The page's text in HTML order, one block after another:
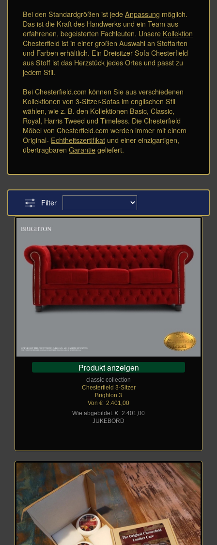
Bei den Standardgrößen ist jede Anpassung möglich.
Das ist die Kraft des Handwerks und ein Team aus
erfahrenen, begeisterten Fachleuten. Unsere Kollektion
Chesterfield ist in einer großen Auswahl an Stoffarten
und Farben erhältlich. Ein Dreisitzer-Sofa Chesterfield
aus Stoff ist das Herzstück jedes Ortes und passt zu
jedem Stil.
Bei Chesterfield.com können Sie aus verschiedenen
Kollektionen von 3-Sitzer-Sofas im englischen Stil
wählen, wie z. B. den Kollektionen Basic, Classic,
Royal, Harris Tweed und Timeless. Die Chesterfield
Möbel von Chesterfield.com werden immer mit einem
Original- Echtheitszertifikat und einer einzigartigen,
übertragbaren Garantie geliefert.
Filter
Produkt anzeigen
classic collection
Chesterfield 3-Sitzer
Brighton 3
Von € 2.401,00
Wie abgebildet: €
2.401,00
JUKEBORD